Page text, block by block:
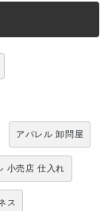
アパレル 卸問屋
小売店 仕入れ
ス